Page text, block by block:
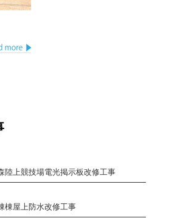
陸上競技場電光掲示板改修工事
棟屋上防水改修工事